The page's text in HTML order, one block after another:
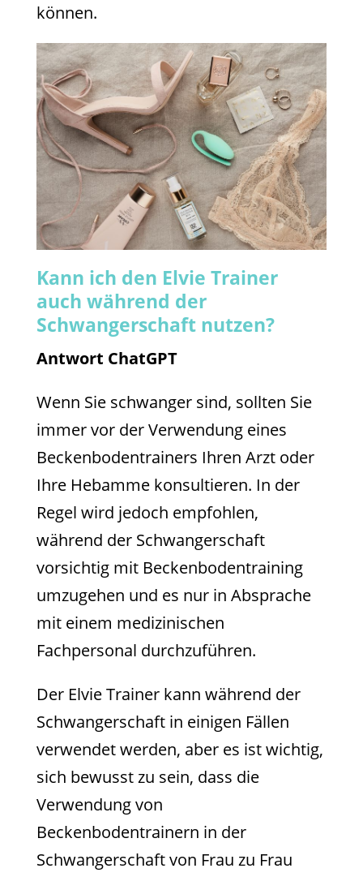
können.
Kann ich den Elvie Trainer
auch während der
Schwangerschaft nutzen?
Antwort ChatGPT
Wenn Sie schwanger sind, sollten Sie
immer vor der Verwendung eines
Beckenbodentrainers Ihren Arzt oder
Ihre Hebamme konsultieren. In der
Regel wird jedoch empfohlen,
während der Schwangerschaft
vorsichtig mit Beckenbodentraining
umzugehen und es nur in Absprache
mit einem medizinischen
Fachpersonal durchzuführen.
Der Elvie Trainer kann während der
Schwangerschaft in einigen Fällen
verwendet werden, aber es ist wichtig,
sich bewusst zu sein, dass die
Verwendung von
Beckenbodentrainern in der
Schwangerschaft von Frau zu Frau